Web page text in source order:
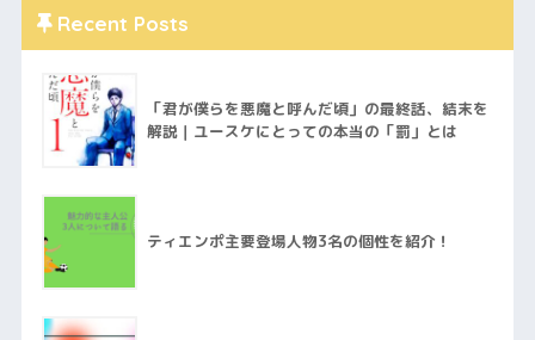
Recent Posts
「君が僕らを悪魔と呼んだ頃」の最終話、結末を
解説｜ユースケにとっての本当の「罰」とは
ティエンポ主要登場人物3名の個性を紹介！